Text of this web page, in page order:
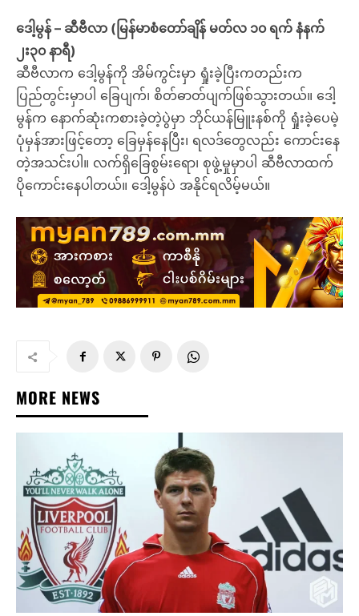
ဒေါ့မွန် – ဆီဗီလာ (မြန်မာစံတော်ချိန် မတ်လ ၁၀ ရက် နံနက်
၂း၃၀ နာရီ)
ဆီဗီလာက ဒေါ့မွန်ကို အိမ်ကွင်းမှာ ရှုံးခဲ့ပြီးကတည်းက
ပြည်တွင်းမှာပါ ခြေပျက်၊ စိတ်ဓာတ်ပျက်ဖြစ်သွားတယ်။ ဒေါ့
မွန်က နောက်ဆုံးကစားခဲ့တဲ့ပွဲမှာ ဘိုင်ယန်မြူးနစ်ကို ရှုံးခဲ့ပေမဲ့
ပုံမှန်အားဖြင့်တော့ ခြေမှန်နေပြီး၊ ရလဒ်တွေလည်း ကောင်းနေ
တဲ့အသင်းပါ။ လက်ရှိခြေစွမ်းရော၊ စုဖွဲ့မှုမှာပါ ဆီဗီလာထက်
ပိုကောင်းနေပါတယ်။ ဒေါ့မွန်ပဲ အနိုင်ရလိမ့်မယ်။
MORE NEWS